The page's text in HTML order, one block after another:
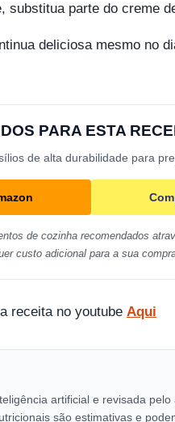
substitua parte do creme
deliciosa mesmo no
PARA ESTA
de alta durabilidade para
de cozinha recomendados
custo adicional para a sua
receita no youtube Aqui
artificial e revisada
são estimativas e